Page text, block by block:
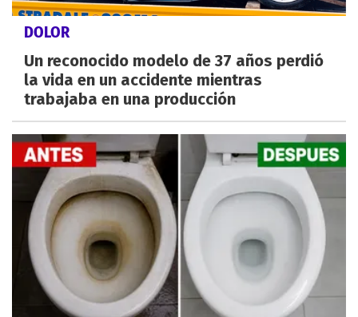
DOLOR
Un reconocido modelo de 37 años perdió
la vida en un accidente mientras
trabajaba en una producción